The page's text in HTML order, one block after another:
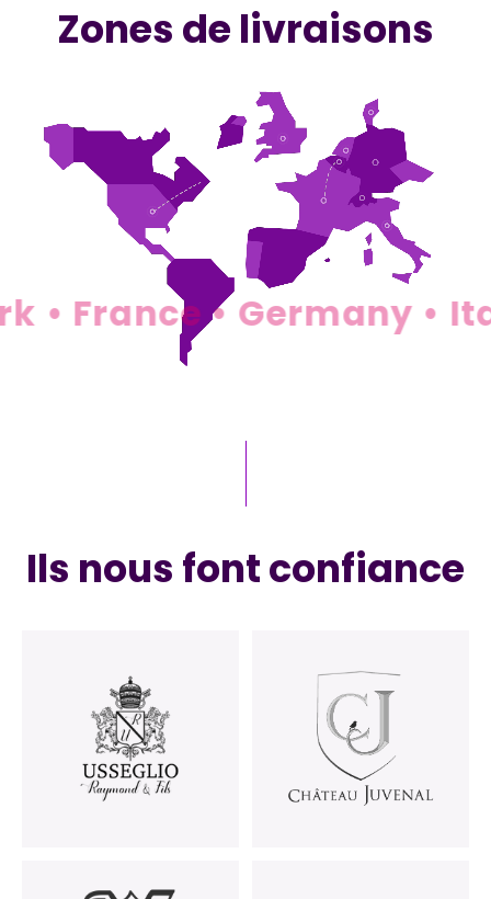
Zones de livraisons
France • Germany •
Ils nous font confiance